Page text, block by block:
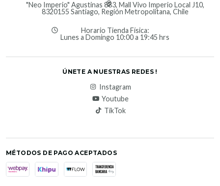
"Neo Imperio" Agustinas 883, Mall Vivo Imperio Local J10,
8320155 Santiago, Región Metropolitana, Chile
Horario Tienda Física:
Lunes a Domingo 10:00 a 19:45 hrs
ÚNETE A NUESTRAS REDES !
Instagram
Youtube
TikTok
MÉTODOS DE PAGO ACEPTADOS